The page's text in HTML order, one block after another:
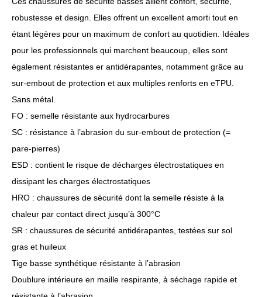
robustesse et design. Elles offrent un excellent amorti tout en
étant légères pour un maximum de confort au quotidien. Idéales
pour les professionnels qui marchent beaucoup, elles sont
également résistantes er antidérapantes, notamment grâce au
sur-embout de protection et aux multiples renforts en eTPU.
Sans métal.
FO : semelle résistante aux hydrocarbures
SC : résistance à l’abrasion du sur-embout de protection (=
pare-pierres)
ESD : contient le risque de décharges électrostatiques en
dissipant les charges électrostatiques
HRO : chaussures de sécurité dont la semelle résiste à la
chaleur par contact direct jusqu’à 300°C
SR : chaussures de sécurité antidérapantes, testées sur sol
gras et huileux
Tige basse synthétique résistante à l’abrasion
Doublure intérieure en maille respirante, à séchage rapide et